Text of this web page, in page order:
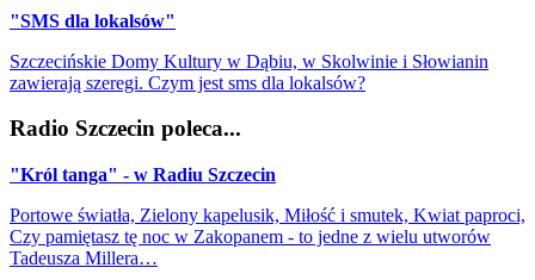
"SMS dla lokalsów"
Szczecińskie Domy Kultury w Dąbiu, w Skolwinie i Słowianin
zawierają szeregi. Czym jest sms dla lokalsów?
Radio Szczecin poleca...
"Król tanga" - w Radiu Szczecin
Portowe światła, Zielony kapelusik, Miłość i smutek, Kwiat paproci,
Czy pamiętasz tę noc w Zakopanem - to jedne z wielu utworów
Tadeusza Millera…